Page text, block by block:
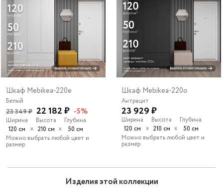
Шкаф Mebikea-220e
Белый
23 349 ₽ 22 182 ₽ -5%
Ширина
120 см
х
Высота
210 см х
Глубина
50 см
Можно выбрать любой цвет и
размер
Шкаф Mebikea-220o
Антрацит
23 929 ₽
Ширина
120 см
х
Высота
210 см х
Глубина
50 см
Можно выбрать любой цвет и
размер
Изделия этой коллекции